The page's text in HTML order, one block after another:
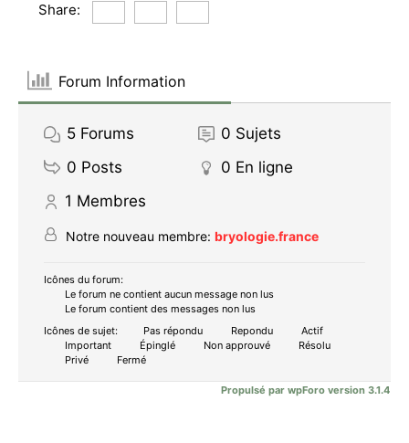
Share:
Forum Information
5 Forums 0 Sujets
0 Posts 0 En ligne
1 Membres
Notre nouveau membre: bryologie.france
Icônes du forum:
Le forum ne contient aucun message non lus
Le forum contient des messages non lus
Icônes de sujet:
Pas répondu Repondu
Actif
Important
Épinglé Non approuvé
Résolu
Privé
Fermé
Propulsé par wpForo version 3.1.4